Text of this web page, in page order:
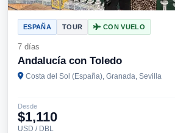
ESPAÑA TOUR CON VUELO
7 días
Andalucía con Toledo
Costa del Sol (España), Granada, Sevilla
Desde
$1,110
USD / DBL